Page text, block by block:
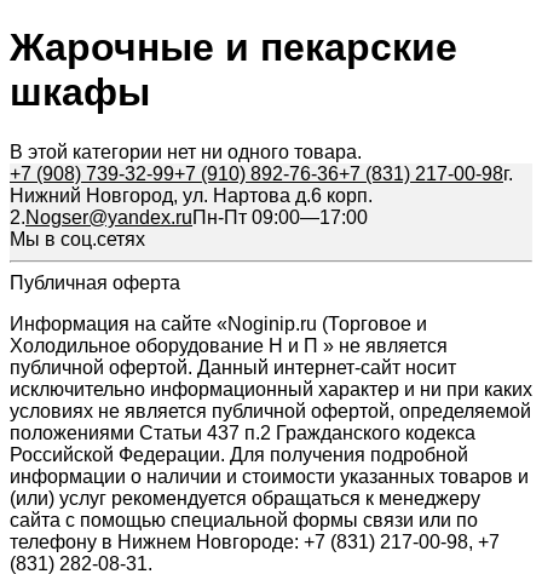
Жарочные и пекарские
шкафы
В этой категории нет ни одного товара.
+7 (908) 739-32-99+7 (910) 892-76-36+7 (831) 217-00-98г.
Нижний Новгород, ул. Нартова д.6 корп.
2.Nogser@yandex.ruПн-Пт 09:00—17:00
Мы в соц.сетях
Публичная оферта
Информация на сайте «Noginip.ru (Торговое и
Холодильное оборудование Н и П » не является
публичной офертой. Данный интернет-сайт носит
исключительно информационный характер и ни при каких
условиях не является публичной офертой, определяемой
положениями Статьи 437 п.2 Гражданского кодекса
Российской Федерации. Для получения подробной
информации о наличии и стоимости указанных товаров и
(или) услуг рекомендуется обращаться к менеджеру
сайта с помощью специальной формы связи или по
телефону в Нижнем Новгороде: +7 (831) 217-00-98, +7
(831) 282-08-31.